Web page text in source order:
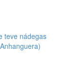
teve nádegas